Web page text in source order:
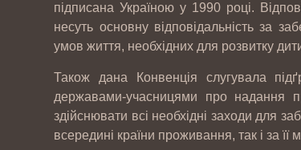
підписана Україною у 1990 році.
несуть основну відповідальність за
умов життя, необхідних для розвитку
Також дана Конвенція слугувала
державами-учасницями про надання
здійснювати всі необхідні заходи для
всередині країни проживання, так і за її